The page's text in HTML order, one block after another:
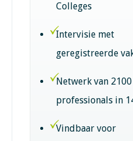
Colleges
Intervisie met
geregistreerde
Netwerk van 2100
professionals in
Vindbaar voor